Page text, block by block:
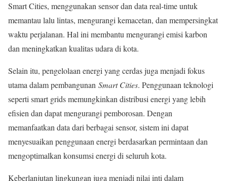
Smart Cities, menggunakan sensor dan data real-time untuk
memantau lalu lintas, mengurangi kemacetan, dan mempersingkat
waktu perjalanan. Hal ini membantu mengurangi emisi karbon
dan meningkatkan kualitas udara di kota.
Selain itu, pengelolaan energi yang cerdas juga menjadi fokus
utama dalam pembangunan Smart Cities. Penggunaan teknologi
seperti smart grids memungkinkan distribusi energi yang lebih
efisien dan dapat mengurangi pemborosan. Dengan
memanfaatkan data dari berbagai sensor, sistem ini dapat
menyesuaikan penggunaan energi berdasarkan permintaan dan
mengoptimalkan konsumsi energi di seluruh kota.
Keberlanjutan lingkungan juga menjadi nilai inti dalam